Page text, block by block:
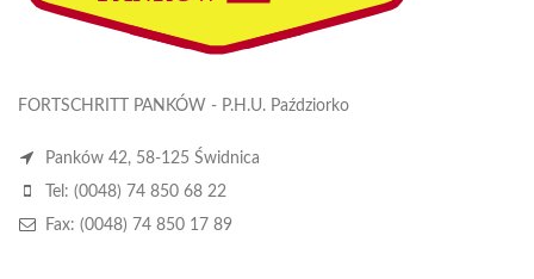
FORTSCHRITT PANKÓW - P.H.U. Paździorko
Panków 42, 58-125 Świdnica
Tel: (0048) 74 850 68 22
Fax: (0048) 74 850 17 89